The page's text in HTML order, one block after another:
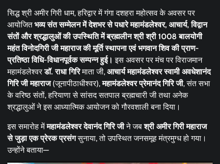
सिद्ध श्री अमीर गिरी धाम, हरिद्वार में गंगा दशहरा महोत्सव के अवसर पर
आयोजितभव्य संत सम्मेलन में देशभर से पधारे महामंडलेश्वर, आचार्य, विद्वान
संतों और श्रद्धालुओं की उपस्थिति में ब्रह्मलीन श्री श्री 1008 बालयोगी
महंत विनोदगिरी जी महाराज की मूर्ति स्थापना एवं भगवान शिव की प्राण-
प्रतिष्ठा विधि-विधानपूर्वक सम्पन्न हुई। इस अवसर पर मंच पर विराजमान
महामंडलेश्वरडॉ. राधा गिरिमाता जी, आचार्य महामंडलेश्वर स्वामी अवधेशानंद
गिरि जी महाराज(जूनापीठाधीश्वर),महामंडलेश्वर प्रेमानंद गिरि जी, संत सभा
के वरिष्ठ संतों, हरियाणा से सांसद सतपाल ब्रह्मचारी जी तथा अनेक
श्रद्धालुओं ने इस आध्यात्मिक आयोजन को गौरवशाली बना दिया।
इस समारोह मेंमहामंडलेश्वर देवानंद गिरि जीने जबश्री अमीर गिरी महाराज
से जुड़ा एक प्रेरक प्रसंगसुनाया, तो उपस्थित जनसमूह मंत्रमुग्ध हो गया।
उन्होंने बताया—